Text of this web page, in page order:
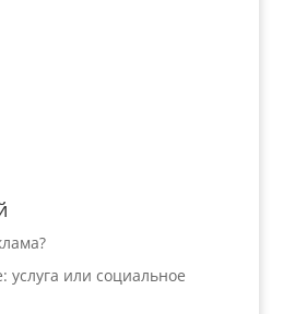
или социальное